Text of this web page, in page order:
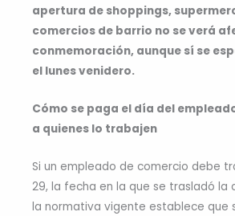
apertura de shoppings,
comercios de barrio no se verá
conmemoración, aunque sí se
el lunes venidero.
Cómo se paga el día del
a quienes lo trabajen
Si un empleado de comercio debe
29, la fecha en la que se trasladó la
la normativa vigente establece que